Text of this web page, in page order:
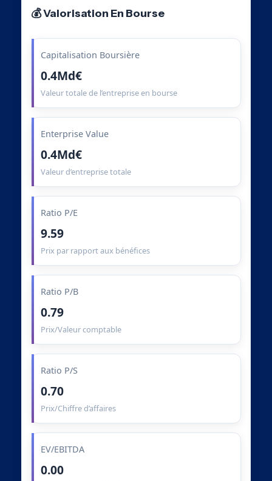
💰 Valorisation En Bourse
Capitalisation Boursière
0.4Md€
Valeur totale de l’entreprise en bourse
Enterprise Value
0.4Md€
Valeur d’entreprise totale
Ratio P/E
9.59
Prix par rapport aux bénéfices
Ratio P/B
0.79
Prix/Valeur comptable
Ratio P/S
0.70
Prix/Chiffre d’affaires
EV/EBITDA
0.00